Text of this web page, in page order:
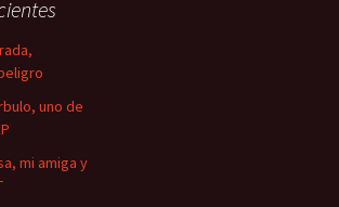
uno de
mi amiga y